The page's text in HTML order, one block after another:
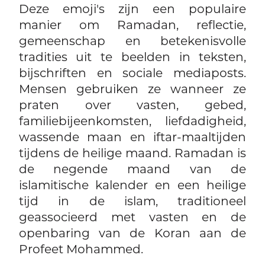
Deze emoji's zijn een populaire
manier om Ramadan, reflectie,
gemeenschap en betekenisvolle
tradities uit te beelden in teksten,
bijschriften en sociale mediaposts.
Mensen gebruiken ze wanneer ze
praten over vasten, gebed,
familiebijeenkomsten, liefdadigheid,
wassende maan en iftar-maaltijden
tijdens de heilige maand. Ramadan is
de negende maand van de
islamitische kalender en een heilige
tijd in de islam, traditioneel
geassocieerd met vasten en de
openbaring van de Koran aan de
Profeet Mohammed.